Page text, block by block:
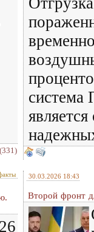
(331)
30.03.2026 18:43
Второй фронт